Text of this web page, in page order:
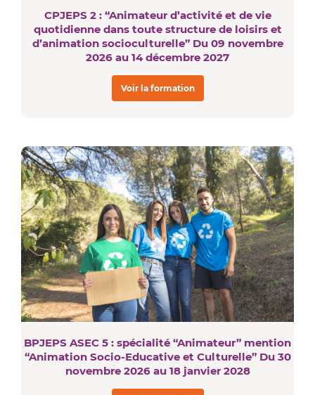
CPJEPS 2 : “Animateur d’activité et de vie
quotidienne dans toute structure de loisirs et
d’animation socioculturelle” Du 09 novembre
2026 au 14 décembre 2027
Voir la formation
BPJEPS ASEC 5 : spécialité “Animateur” mention
“Animation Socio-Educative et Culturelle” Du 30
novembre 2026 au 18 janvier 2028